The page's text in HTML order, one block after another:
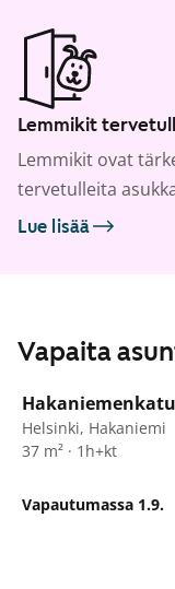
Lemmikit
Lemmikit ovat
tervetulleita
Lue lisää
Vapaita
Helsinki, Hakaniemi
37 m² · 1h+kt
Vapautumassa 1.9.